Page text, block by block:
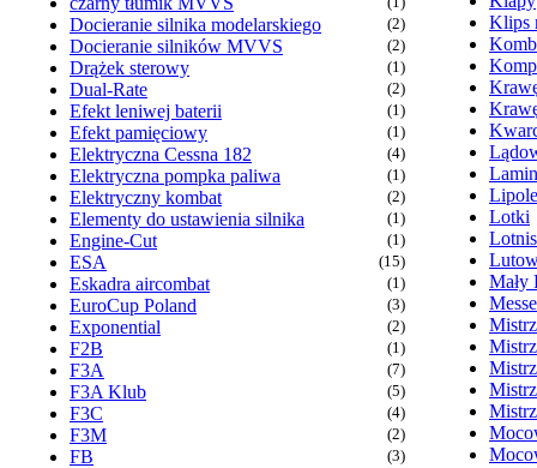
Docieranie silnika modelarskiego (2)
Docieranie silników MVVS (2)
Drążek sterowy (1)
Dual-Rate (2)
Efekt leniwej baterii (1)
Efekt pamięciowy (1)
Elektryczna Cessna 182 (4)
Elektryczna pompka paliwa (1)
Elektryczny kombat (2)
Elementy do ustawienia silnika (1)
Engine-Cut (1)
ESA (15)
Eskadra aircombat (1)
EuroCup Poland (3)
Exponential (2)
F2B (1)
F3A (7)
F3A Klub (5)
F3C (4)
F3M (2)
FB (3)
Klips
Lipole
Lotki
Mały